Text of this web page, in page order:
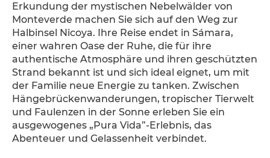
Erkundung der mystischen Nebelwälder von
Monteverde machen Sie sich auf den Weg zur
Halbinsel Nicoya. Ihre Reise endet in Sámara,
einer wahren Oase der Ruhe, die für ihre
authentische Atmosphäre und ihren geschützten
Strand bekannt ist und sich ideal eignet, um mit
der Familie neue Energie zu tanken. Zwischen
Hängebrückenwanderungen, tropischer Tierwelt
und Faulenzen in der Sonne erleben Sie ein
ausgewogenes „Pura Vida”-Erlebnis, das
Abenteuer und Gelassenheit verbindet.